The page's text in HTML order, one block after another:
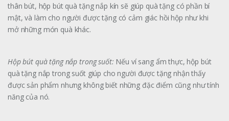
thân bút, hộp bút quà tặng nắp kín sẽ giúp quà tặng có phần bí
mật, và làm cho người được tặng có cảm giác hồi hộp như khi
mở những món quà khác.
Hộp bút quà tặng nắp trong suốt: Nếu ví sang ẩm thực, hộp bút
quà tặng nắp trong suốt giúp cho người được tặng nhận thấy
được sản phẩm nhưng không biết những đặc điểm cũng như tính
năng của nó.